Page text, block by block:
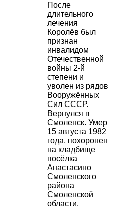
После
длительного
лечения
Королёв был
признан
инвалидом
Отечественной
войны 2-й
степени и
уволен из рядов
Вооружённых
Сил СССР.
Вернулся в
Смоленск. Умер
15 августа 1982
года, похоронен
на кладбище
посёлка
Анастасино
Смоленского
района
Смоленской
области.